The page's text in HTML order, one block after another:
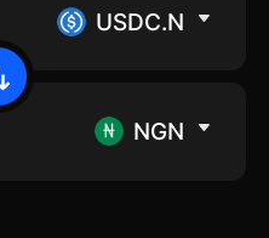
USDC.N
NGN